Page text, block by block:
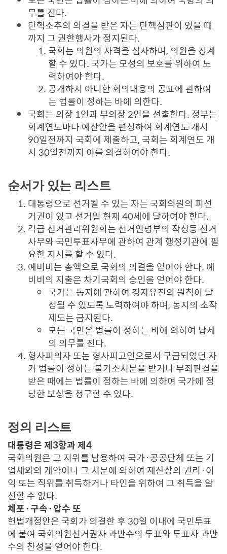
무를 진다.
탄핵소추의 의결을 받은 자는 탄핵심판이 있을 때
까지 그 권한행사가 정지된다.
국회는 의원의 자격을 심사하며, 의원을 징계
할 수 있다. 국가는 모성의 보호를 위하여 노
력하여야 한다.
공개하지 아니한 회의내용의 공표에 관하여
는 법률이 정하는 바에 의한다.
국회는 의장 1인과 부의장 2인을 선출한다. 정부는
회계연도마다 예산안을 편성하여 회계연도 개시
90일전까지 국회에 제출하고, 국회는 회계연도 개
시 30일전까지 이를 의결하여야 한다.
순서가 있는 리스트
대통령으로 선거될 수 있는 자는 국회의원의 피선
거권이 있고 선거일 현재 40세에 달하여야 한다.
각급 선거관리위원회는 선거인명부의 작성등 선거
사무와 국민투표사무에 관하여 관계 행정기관에 필
요한 지시를 할 수 있다.
예비비는 총액으로 국회의 의결을 얻어야 한다. 예
비비의 지출은 차기국회의 승인을 얻어야 한다.
국가는 농지에 관하여 경자유전의 원칙이 달
성될 수 있도록 노력하여야 하며, 농지의 소작
제도는 금지된다.
모든 국민은 법률이 정하는 바에 의하여 납세
의 의무를 진다.
형사피의자 또는 형사피고인으로서 구금되었던 자
가 법률이 정하는 불기소처분을 받거나 무죄판결을
받은 때에는 법률이 정하는 바에 의하여 국가에 정
당한 보상을 청구할 수 있다.
정의 리스트
대통령은 제3항과 제4
국회의원은 그 지위를 남용하여 국가·공공단체 또는 기
업체와의 계약이나 그 처분에 의하여 재산상의 권리·이
익 또는 직위를 취득하거나 타인을 위하여 그 취득을 알
선할 수 없다.
체포·구속·압수 또
헌법개정안은 국회가 의결한 후 30일 이내에 국민투표
에 붙여 국회의원선거권자 과반수의 투표와 투표자 과반
수의 찬성을 얻어야 한다.